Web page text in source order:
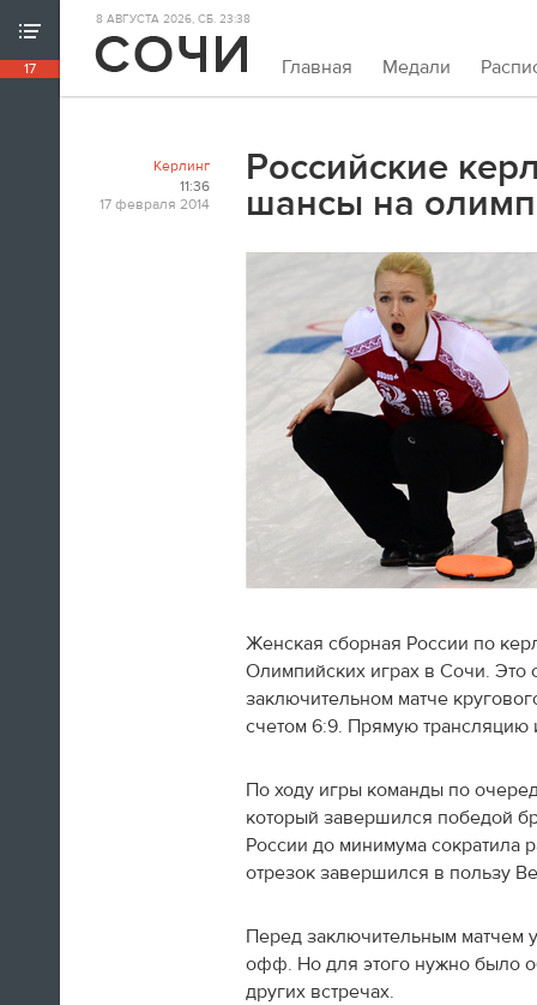
17
ХРОНИКА ИГР
18:39
сборная хоккейного турнира) на пути из
8 АВГУСТА 2026, СБ. 23:38
Главная Медали
Керлинг
11:36
17 февраля 2014
Российские
шансы на
Женская сборная России по
Олимпийских играх в Сочи. Это
заключительном матче
счетом 6:9. Прямую трансляцию
По ходу игры команды по
который завершился победой
России до минимума сократила
отрезок завершился в пользу
Перед заключительным матчем
офф. Но для этого нужно было
других встречах.